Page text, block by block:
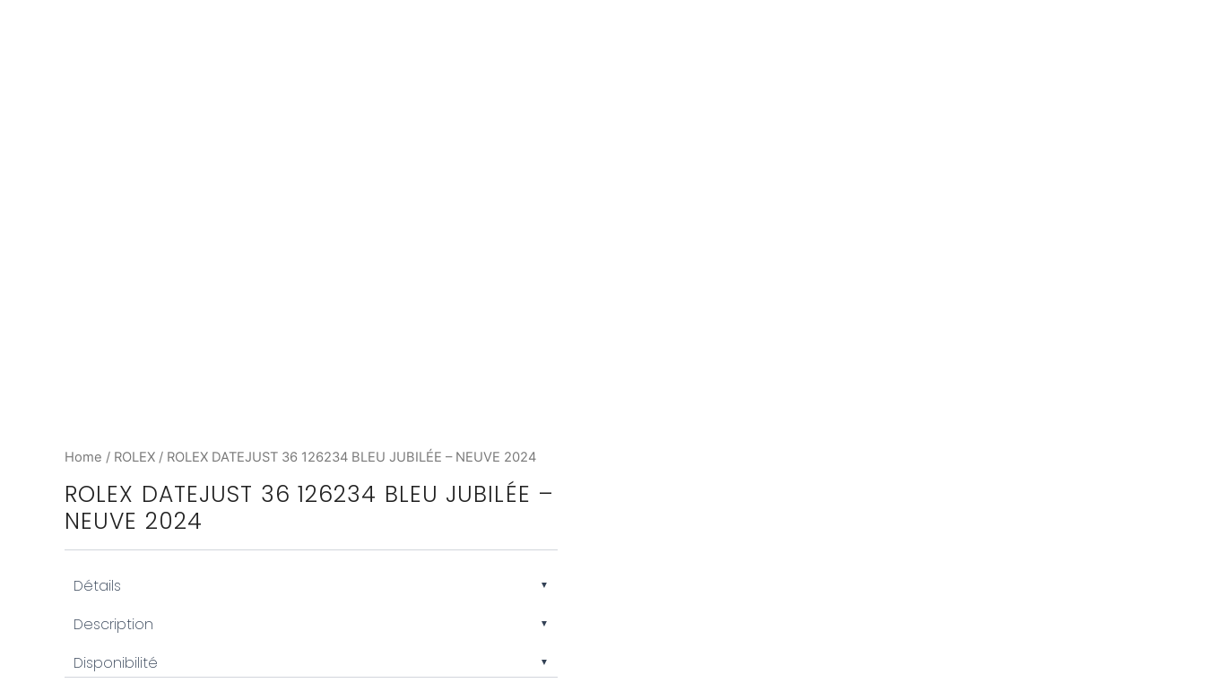
Home / ROLEX / ROLEX DATEJUST 36 126234 BLEU JUBILÉE – NEUVE 2024
ROLEX DATEJUST 36 126234 BLEU JUBILÉE –
NEUVE 2024
Détails ▼
Marque : Rolex
Référence : 126234
Description ▼
La Rolex Datejust 36
Disponibilité
▼